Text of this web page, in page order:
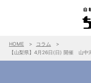
HOME
コラム
【山梨県】4月26日(日) 開催 山中